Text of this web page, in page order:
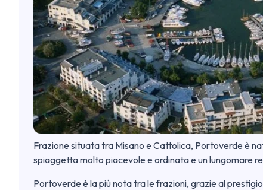
Frazione situata tra Misano e Cattolica, Portoverde è
spiaggetta molto piacevole e ordinata e un lungomare
Portoverde è la più nota tra le frazioni, grazie al